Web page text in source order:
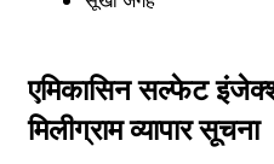
एमिकासिन सल्फेट
मिलीग्राम व्यापार सूचना